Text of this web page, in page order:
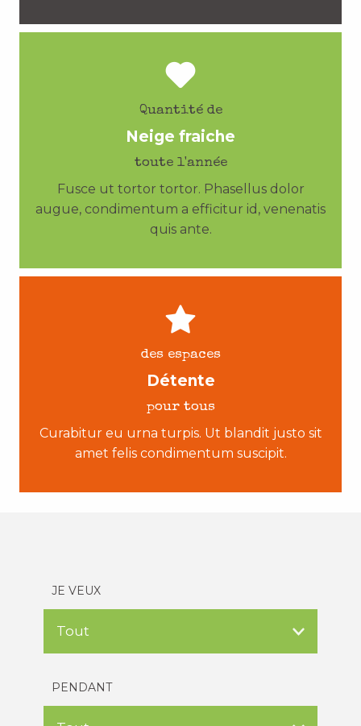
Quantité de
Neige fraiche
toute l'année
Fusce ut tortor tortor. Phasellus dolor
augue, condimentum a efficitur id, venenatis
quis ante.
des espaces
Détente
pour tous
Curabitur eu urna turpis. Ut blandit justo sit
amet felis condimentum suscipit.
JE VEUX
PENDANT